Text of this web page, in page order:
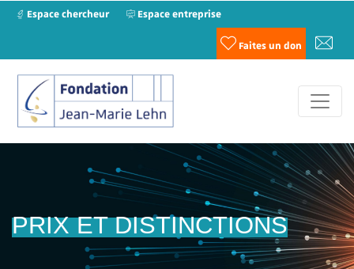
Espace chercheur Espace entreprise
Faites un don
PRIX ET DISTINCTIONS